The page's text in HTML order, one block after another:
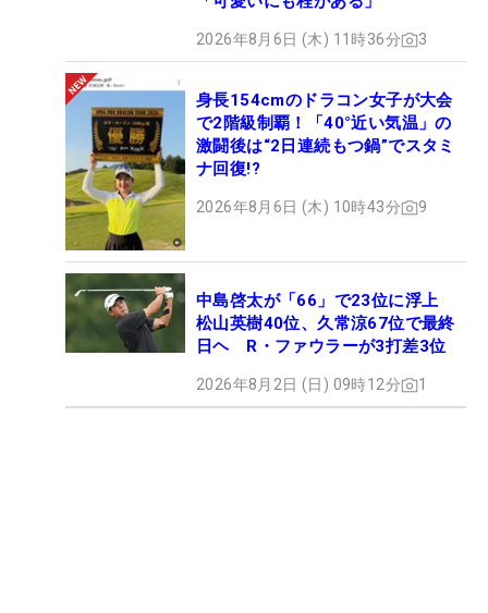
2026年8月6日 (木) 11時36分 3
身長154cmのドラコン女子が大会
で2階級制覇！「40°近い気温」の
激闘後は“2日連続もつ鍋”でスタミ
ナ回復!?
2026年8月6日 (木) 10時43分 9
中島啓太が「66」で23位に浮上
松山英樹40位、久常涼67位で最終
日ヘ R・ファウラーが3打差3位
2026年8月2日 (日) 09時12分 1